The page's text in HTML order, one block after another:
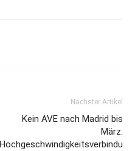
Nächster Artikel
Kein AVE nach Madrid bis
März:
Hochgeschwindigkeitsverbindu